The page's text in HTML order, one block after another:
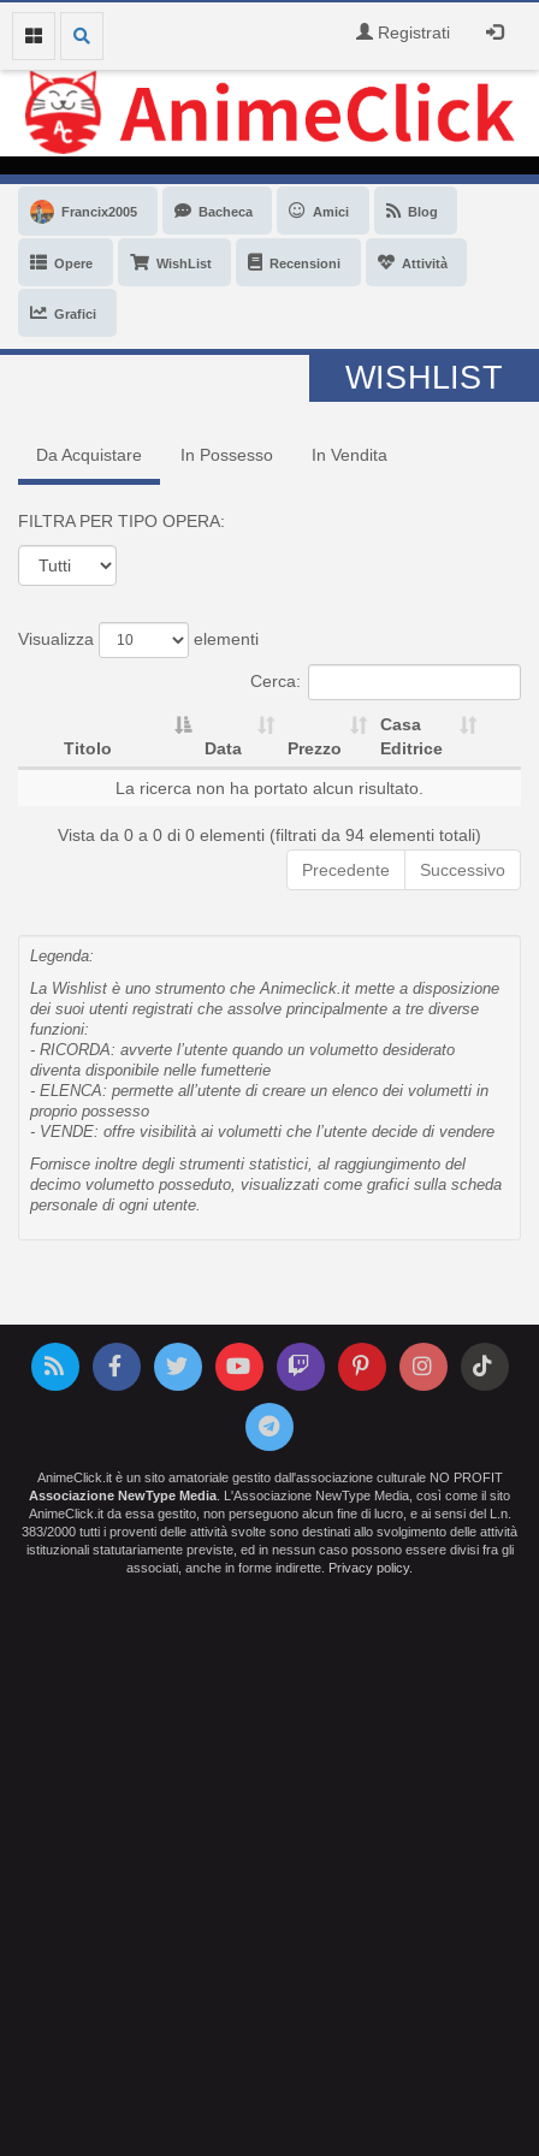
Registrati
Francix2005 Bacheca Amici Blog
Opere WishList Recensioni Attività
Grafici
WISHLIST
Da Acquistare In Possesso In Vendita
FILTRA PER TIPO OPERA:
Visualizza elementi
Cerca:
Titolo Data Prezzo
Casa
Editrice
La ricerca non ha portato alcun risultato.
Vista da 0 a 0 di 0 elementi (filtrati da 94 elementi totali)
Precedente
Successivo
Legenda:
La Wishlist è uno strumento che Animeclick.it mette a disposizione
dei suoi utenti registrati che assolve principalmente a tre diverse
funzioni:
- RICORDA: avverte l’utente quando un volumetto desiderato
diventa disponibile nelle fumetterie
- ELENCA: permette all’utente di creare un elenco dei volumetti in
proprio possesso
- VENDE: offre visibilità ai volumetti che l’utente decide di vendere
Fornisce inoltre degli strumenti statistici, al raggiungimento del
decimo volumetto posseduto, visualizzati come grafici sulla scheda
personale di ogni utente.
AnimeClick.it è un sito amatoriale gestito dall'associazione culturale NO PROFIT
Associazione NewType Media . L'Associazione NewType Media, così come il sito
AnimeClick.it da essa gestito, non perseguono alcun fine di lucro, e ai sensi del L.n.
383/2000 tutti i proventi delle attività svolte sono destinati allo svolgimento delle attività
istituzionali statutariamente previste, ed in nessun caso possono essere divisi fra gli
associati, anche in forme indirette. Privacy policy.